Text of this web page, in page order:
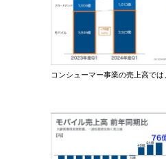
コンシューマー事業の売上高で